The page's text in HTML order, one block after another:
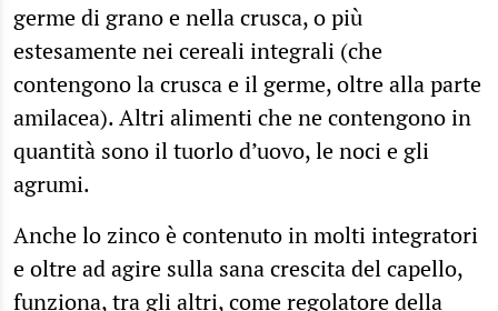
germe di grano e nella crusca, o più
estesamente nei cereali integrali (che
contengono la crusca e il germe, oltre alla parte
amilacea). Altri alimenti che ne contengono in
quantità sono il tuorlo d’uovo, le noci e gli
agrumi.
Anche lo zinco è contenuto in molti integratori
e oltre ad agire sulla sana crescita del capello,
funziona, tra gli altri, come regolatore della